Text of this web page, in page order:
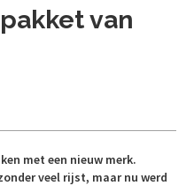
van
met een nieuw merk.
veel rijst, maar nu werd